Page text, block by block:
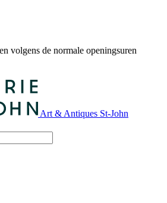
volgens de normale openingsuren
Art & Antiques St-John